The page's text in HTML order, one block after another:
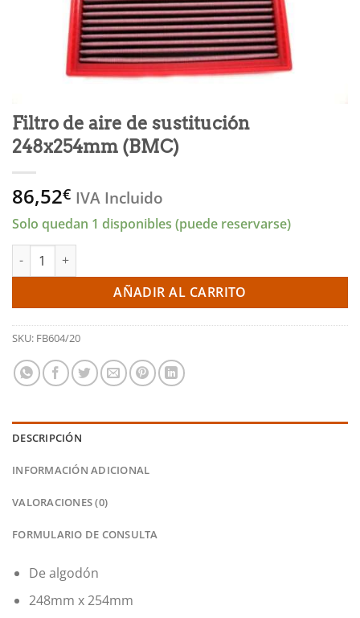
Filtro de aire de sustitución
248x254mm (BMC)
86,52€ IVA Incluido
Solo quedan 1 disponibles (puede reservarse)
Filtro de aire de sustitución 248x254mm (BMC) cantidad
AÑADIR AL CARRITO
SKU: FB604/20
DESCRIPCIÓN
INFORMACIÓN ADICIONAL
VALORACIONES (0)
FORMULARIO DE CONSULTA
De algodón
248mm x 254mm